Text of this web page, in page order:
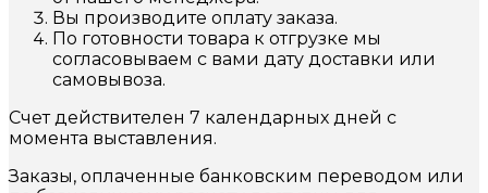
Вы производите оплату заказа.
По готовности товара к отгрузке мы
согласовываем с вами дату доставки или
самовывоза.
Счет действителен 7 календарных дней с
момента выставления.
Заказы, оплаченные банковским переводом или